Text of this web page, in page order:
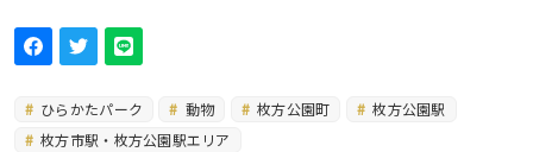
ひらかたパーク 動物 枚方公園町
枚方公園駅
枚方市駅・枚方公園駅エリア